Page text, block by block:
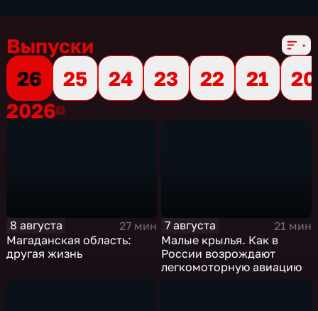
Выпуски
26
25 24 23 22 21
20
20262026
8 августа
27 мин
Магаданская область:
другая жизнь
7 августа
21 мин
Малые крылья. Как в
России возрождают
легкомоторную авиацию